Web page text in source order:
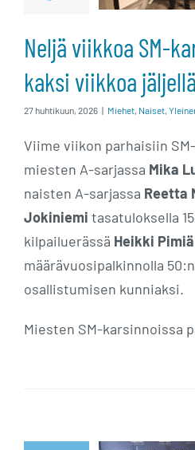
viikkoa
Neljä viikkoa SM-
kaksi viikkoa jäljellä
27 huhtikuun, 2026 | Miehet, Naiset,
Viime viikon parhaisiin
miesten A-sarjassa Mika
naisten A-sarjassa Reetta
Jokiniemi tasatuloksella
kilpailuerässä Heikki Pimiä
määrävuosipalkinnolla
osallistumisen kunniaksi.
Miesten SM-karsinnoissa
ja Henry